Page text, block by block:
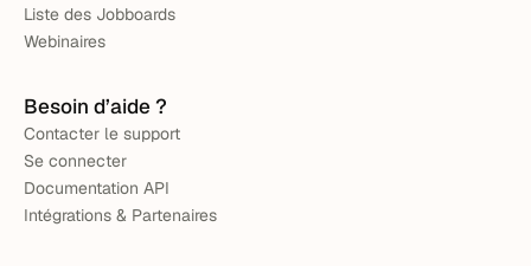
Liste des Jobboards
Webinaires
Besoin d’aide ?
Contacter le support
Se connecter
Documentation API
Intégrations & Partenaires